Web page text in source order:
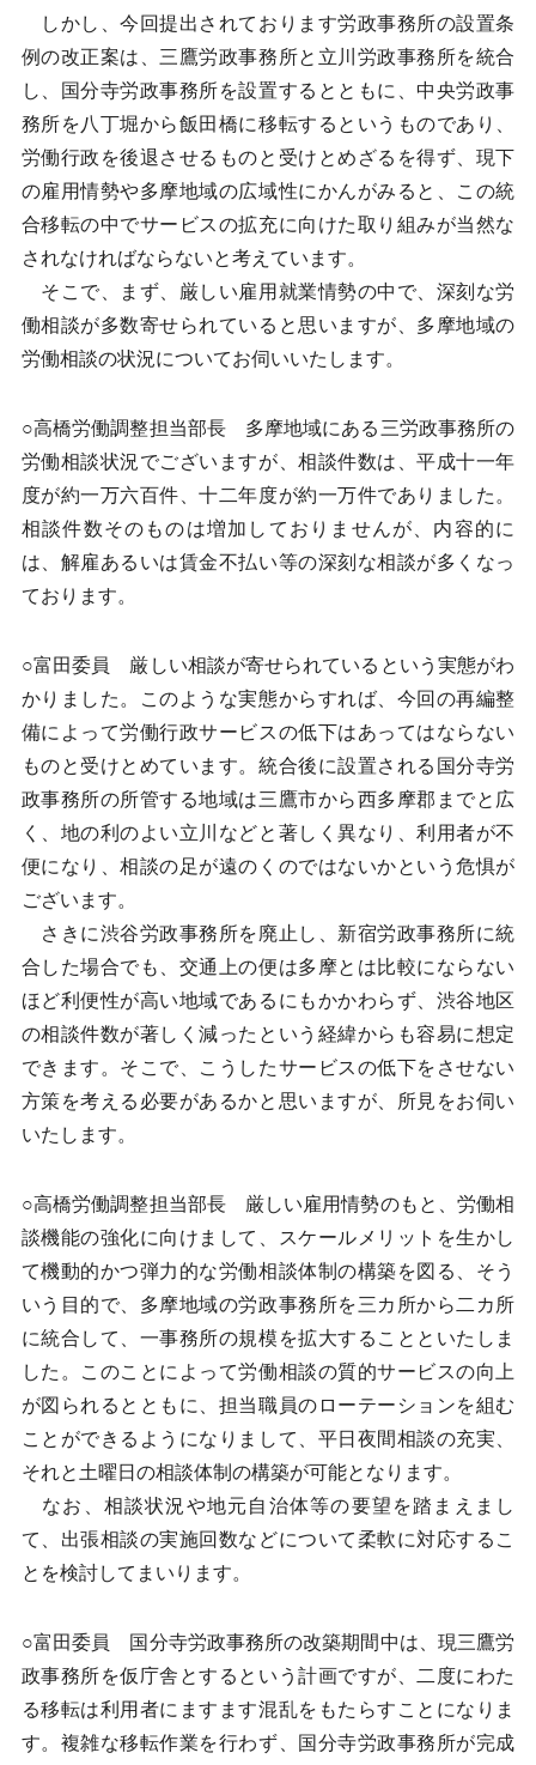
しかし、今回提出されております労政事務所の設置条
例の改正案は、三鷹労政事務所と立川労政事務所を統合
し、国分寺労政事務所を設置するとともに、中央労政事
務所を八丁堀から飯田橋に移転するというものであり、
労働行政を後退させるものと受けとめざるを得ず、現下
の雇用情勢や多摩地域の広域性にかんがみると、この統
合移転の中でサービスの拡充に向けた取り組みが当然な
されなければならないと考えています。
そこで、まず、厳しい雇用就業情勢の中で、深刻な労
働相談が多数寄せられていると思いますが、多摩地域の
労働相談の状況についてお伺いいたします。
○高橋労働調整担当部長 多摩地域にある三労政事務所の
労働相談状況でございますが、相談件数は、平成十一年
度が約一万六百件、十二年度が約一万件でありました。
相談件数そのものは増加しておりませんが、内容的に
は、解雇あるいは賃金不払い等の深刻な相談が多くなっ
ております。
○富田委員 厳しい相談が寄せられているという実態がわ
かりました。このような実態からすれば、今回の再編整
備によって労働行政サービスの低下はあってはならない
ものと受けとめています。統合後に設置される国分寺労
政事務所の所管する地域は三鷹市から西多摩郡までと広
く、地の利のよい立川などと著しく異なり、利用者が不
便になり、相談の足が遠のくのではないかという危惧が
ございます。
さきに渋谷労政事務所を廃止し、新宿労政事務所に統
合した場合でも、交通上の便は多摩とは比較にならない
ほど利便性が高い地域であるにもかかわらず、渋谷地区
の相談件数が著しく減ったという経緯からも容易に想定
できます。そこで、こうしたサービスの低下をさせない
方策を考える必要があるかと思いますが、所見をお伺い
いたします。
○高橋労働調整担当部長 厳しい雇用情勢のもと、労働相
談機能の強化に向けまして、スケールメリットを生かし
て機動的かつ弾力的な労働相談体制の構築を図る、そう
いう目的で、多摩地域の労政事務所を三カ所から二カ所
に統合して、一事務所の規模を拡大することといたしま
した。このことによって労働相談の質的サービスの向上
が図られるとともに、担当職員のローテーションを組む
ことができるようになりまして、平日夜間相談の充実、
それと土曜日の相談体制の構築が可能となります。
なお、相談状況や地元自治体等の要望を踏まえまし
て、出張相談の実施回数などについて柔軟に対応するこ
とを検討してまいります。
○富田委員 国分寺労政事務所の改築期間中は、現三鷹労
政事務所を仮庁舎とするという計画ですが、二度にわた
る移転は利用者にますます混乱をもたらすことになりま
す。複雑な移転作業を行わず、国分寺労政事務所が完成